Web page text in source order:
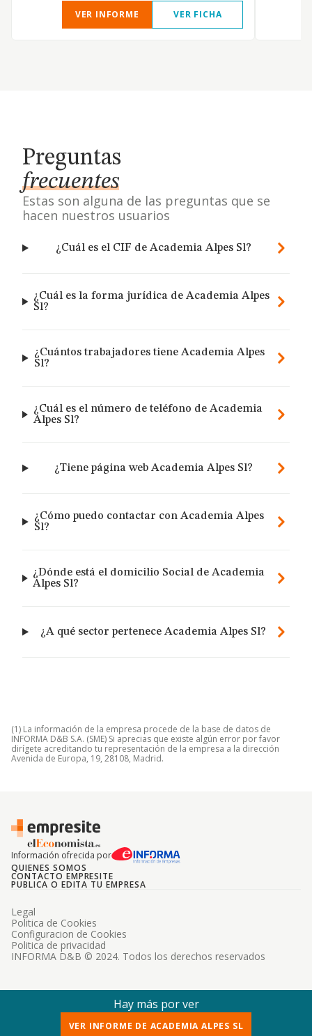
VER INFORME
VER FICHA
Preguntas
frecuentes
Estas son alguna de las preguntas que se
hacen nuestros usuarios
¿Cuál es el CIF de Academia Alpes Sl?
¿Cuál es la forma jurídica de Academia Alpes
Sl?
¿Cuántos trabajadores tiene Academia Alpes
Sl?
¿Cuál es el número de teléfono de Academia
Alpes Sl?
¿Tiene página web Academia Alpes Sl?
¿Cómo puedo contactar con Academia Alpes
Sl?
¿Dónde está el domicilio Social de Academia
Alpes Sl?
¿A qué sector pertenece Academia Alpes Sl?
(1) La información de la empresa procede de la base de datos de
INFORMA D&B S.A. (SME) Si aprecias que existe algún error por favor
dirígete acreditando tu representación de la empresa a la dirección
Avenida de Europa, 19, 28108, Madrid.
Información ofrecida por
QUIENES SOMOS
CONTACTO EMPRESITE
PUBLICA O EDITA TU EMPRESA
INFORMA D&B © 2024. Todos los derechos reservados
Legal
Politica de Cookies
Configuracion de Cookies
Politica de privacidad
Hay más por ver
VER INFORME DE ACADEMIA ALPES SL